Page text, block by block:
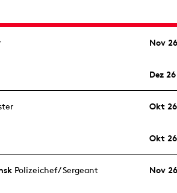
Nov 26
Dez 26
Okt 26
Okt 26
Polizeichef/ Sergeant Nov 26